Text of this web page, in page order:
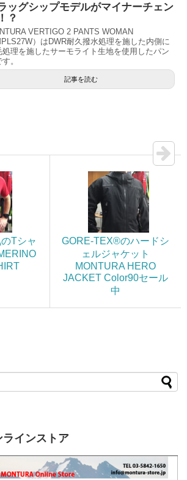
ッグシップモデルがマイナーチェン
？
VERTIGO 2 PANTS WOMAN
）はDWR耐久撥水処理を施した内側に
処理を施したサーモライト生地を使用したパン
。
記事を読む
Tシャ
GORE-TEX®のハードシ
ェルジャケット
MONTURA HERO
JACKET Color90セール
中
インストア